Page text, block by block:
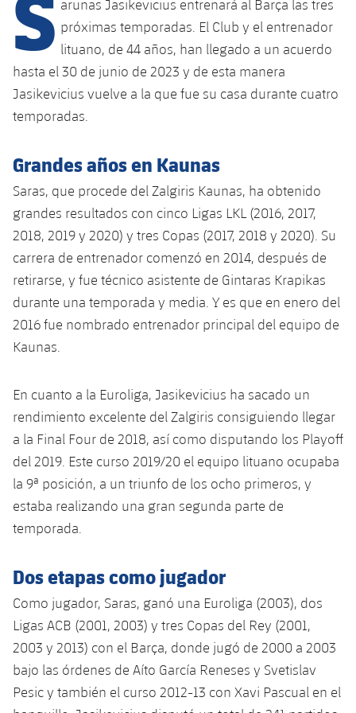
plusicon
más
Instalaciones
Estadi Johan Cruyff
Barça Cafe
Ciutat Esportiva
La Masia
plusicon
más
Servicios
plusicon
más
Instalaciones
SUB13
SUB12
SUB11 A
SUB10 A
SUB10 B
SUB9 B
SUB8 B
SUB13 B
SUB12 C
SUB11 C
Entradas
Gameday Shows
Resultados
Clasificación
Jugadores
Fotos
Historia
Palmarés
Base
Barça Atlètic
Junior
Cadete A
Cadete B
Infantil A
Infantil B
Mini
Campus Verano
PLUSICON
MÁS
Primer Equipo
plusicon
más
Calendario
Entradas
Resultados
Clasificaciones
Jugadores
Historia
Actualidad
Calendario
Resultados
Clasificaciones
plusicon
más
Actualidad
Juvenil
Cadete A
Infantil B
PLUSICON
MÁS
Primer equipo
plusicon
más
Actualidad
Entradas
Resultados
Clasificaciones
Jugadors
Palmarés
Historia
Barça Atlètic
plusicon
Calendario
Resultados
Jugadores
Clasificaciones
Base
Actualidad
Juvenil
Cadete
Infantil
Campus Verano
PLUSICON
MÁS
Primer equipo
plusicon
más
Actualidad
Entradas
Resultados
Barça Atlètic
plusicon
más
Calendario
Resultados
Jugadores
Base
plusicon
más
Actualidad
Barça C
Junior
Campus Verano
PLUSICON
MÁS
Información general
plusicon
más
arunas Jasikevicius entrenará al Barça las tres
próximas temporadas. El Club y el entrenador
lituano, de 44 años, han llegado a un acuerdo
hasta el 30 de junio de 2023 y de esta manera
Jasikevicius vuelve a la que fue su casa durante cuatro
temporadas.
Grandes años en Kaunas
Saras, que procede del Zalgiris Kaunas, ha obtenido
grandes resultados con cinco Ligas LKL (2016, 2017,
2018, 2019 y 2020) y tres Copas (2017, 2018 y 2020). Su
carrera de entrenador comenzó en 2014, después de
retirarse, y fue técnico asistente de Gintaras Krapikas
durante una temporada y media. Y es que en enero del
2016 fue nombrado entrenador principal del equipo de
Kaunas.
En cuanto a la Euroliga, Jasikevicius ha sacado un
rendimiento excelente del Zalgiris consiguiendo llegar
a la Final Four de 2018, así como disputando los Playoff
del 2019. Este curso 2019/20 el equipo lituano ocupaba
la 9ª posición, a un triunfo de los ocho primeros, y
estaba realizando una gran segunda parte de
temporada.
Dos etapas como jugador
Como jugador, Saras, ganó una Euroliga (2003), dos
Ligas ACB (2001, 2003) y tres Copas del Rey (2001,
2003 y 2013) con el Barça, donde jugó de 2000 a 2003
bajo las órdenes de Aíto García Reneses y Svetislav
Pesic y también el curso 2012-13 con Xavi Pascual en el